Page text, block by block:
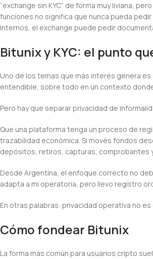
“exchange sin KYC” de forma muy liviana,
funciones no significa que nunca pueda
internos, el exchange puede pedir
Bitunix y KYC: el punto
Uno de los temas que más interés genera es
entendible, sobre todo en un contexto
Pero hay que separar privacidad de
Que una plataforma tenga un proceso de
trazabilidad económica. Si movés fondos
depósitos, retiros, capturas, comprobantes
Desde Argentina, el enfoque correcto no
adapta a mi operatoria, pero llevo registro
En otras palabras: privacidad operativa no es
Cómo fondear Bitunix
La forma más común para usuarios cripto